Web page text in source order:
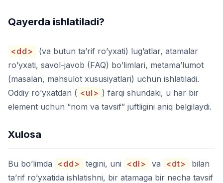
Qayerda ishlatiladi?
<dd>
(va butun ta’rif ro’yxati) lug’atlar, atamalar
ro’yxati, savol-javob (FAQ) bo’limlari, metama’lumot
(masalan, mahsulot xususiyatlari) uchun ishlatiladi.
Oddiy ro’yxatdan ( <ul> ) farqi shundaki, u har bir
element uchun “nom va tavsif” juftligini aniq belgilaydi.
Xulosa
Bu bo’limda <dd> tegini, uni <dl> va <dt>
bilan
ta’rif ro’yxatida ishlatishni, bir atamaga bir necha tavsif